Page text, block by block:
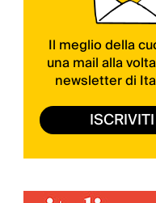
Il meglio della
una mail alla
newsletter di